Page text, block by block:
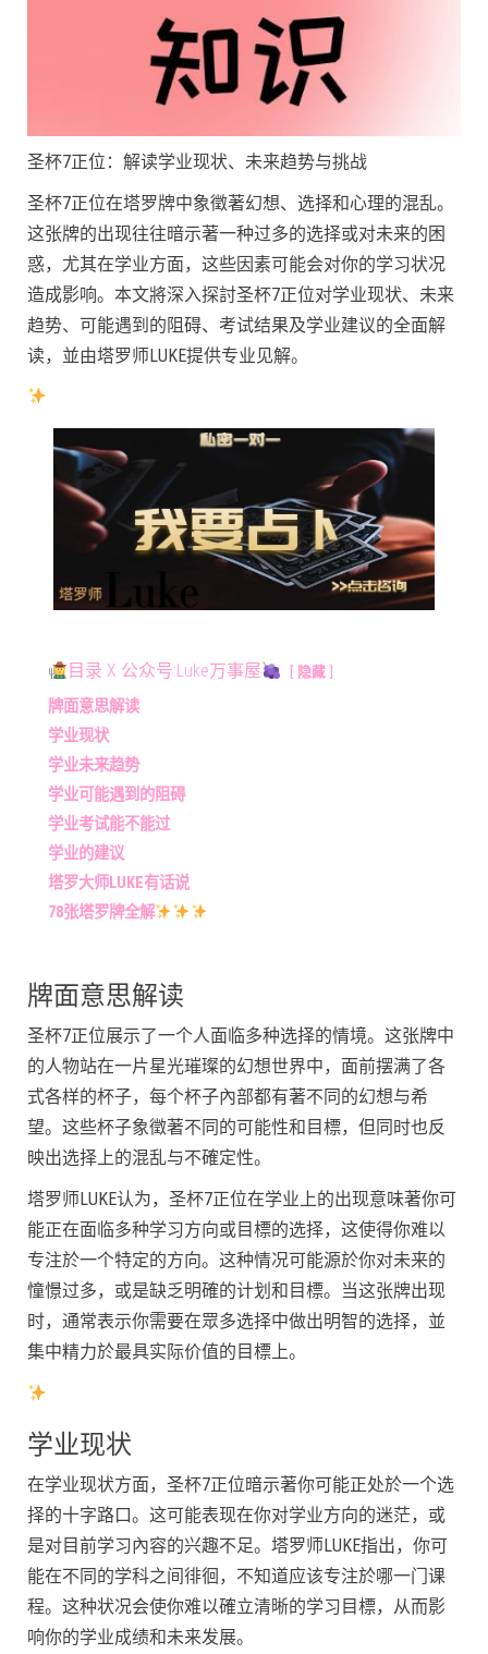
圣杯7正位：解读学业现状、未来趋势与挑战
圣杯7正位在塔罗牌中象徵著幻想、选择和心理的混乱。
这张牌的出现往往暗示著一种过多的选择或对未来的困
惑，尤其在学业方面，这些因素可能会对你的学习状况
造成影响。本文將深入探討圣杯7正位对学业现状、未来
趋势、可能遇到的阻碍、考试结果及学业建议的全面解
读，並由塔罗师LUKE提供专业见解。
目录 X 公众号:Luke万事屋 隐藏
牌面意思解读
学业现状
学业未来趋势
学业可能遇到的阻碍
学业考试能不能过
学业的建议
塔罗大师LUKE有话说
78张塔罗牌全解
牌面意思解读
圣杯7正位展示了一个人面临多种选择的情境。这张牌中
的人物站在一片星光璀璨的幻想世界中，面前摆满了各
式各样的杯子，每个杯子內部都有著不同的幻想与希
望。这些杯子象徵著不同的可能性和目標，但同时也反
映出选择上的混乱与不確定性。
塔罗师LUKE认为，圣杯7正位在学业上的出现意味著你可
能正在面临多种学习方向或目標的选择，这使得你难以
专注於一个特定的方向。这种情况可能源於你对未来的
憧憬过多，或是缺乏明確的计划和目標。当这张牌出现
时，通常表示你需要在眾多选择中做出明智的选择，並
集中精力於最具实际价值的目標上。
学业现状
在学业现状方面，圣杯7正位暗示著你可能正处於一个选
择的十字路口。这可能表现在你对学业方向的迷茫，或
是对目前学习內容的兴趣不足。塔罗师LUKE指出，你可
能在不同的学科之间徘徊，不知道应该专注於哪一门课
程。这种状况会使你难以確立清晰的学习目標，从而影
响你的学业成绩和未来发展。